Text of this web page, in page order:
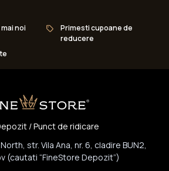
noi
Primesti cupoane de
reducere
/ Punct de ridicare
str. Vila Ana, nr. 6, cladire BUN2,
(cautati “FineStore Depozit”)